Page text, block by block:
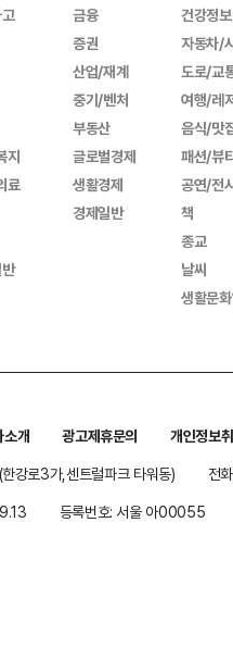
지
료
금융
증권
산업/재계
중기/벤처
부동산
글로벌경제
생활경제
경제일반
건강정보
자동차/
도로/교
여행/레
음식/맛
패션/뷰
공연/전
책
종교
날씨
생활문
소개 광고제휴문의
개인정보
강로3가,센트럴파크 타워동)
전
등록번호: 서울 아00055